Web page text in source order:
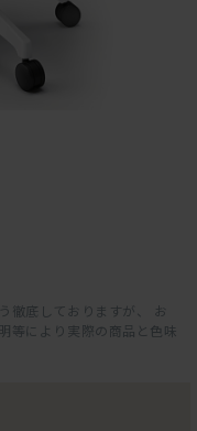
徹底しておりますが、 お
等により実際の商品と色味